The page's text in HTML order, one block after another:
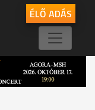
ÉLŐ ADÁS